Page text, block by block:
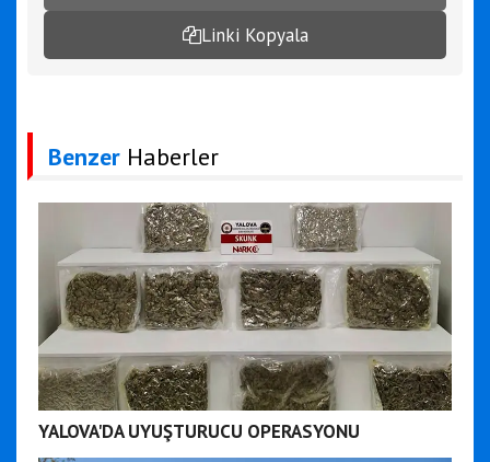
Linki Kopyala
Benzer Haberler
YALOVA'DA UYUŞTURUCU OPERASYONU